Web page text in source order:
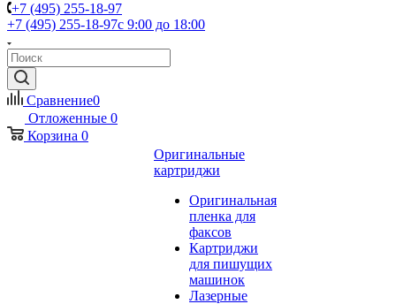
+7 (495) 255-18-97
+7 (495) 255-18-97с 9:00 до 18:00
Сравнение0
Отложенные 0
Корзина 0
Оригинальные
картриджи
Оригинальная
пленка для
факсов
Картриджи
для пишущих
машинок
Лазерные